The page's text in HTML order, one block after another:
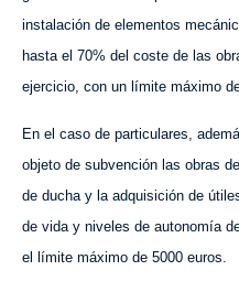
instalación de elementos
hasta el 70% del coste de las
ejercicio, con un límite máximo
En el caso de particulares,
objeto de subvención las obras
de ducha y la adquisición de
de vida y niveles de autonomía
el límite máximo de 5000 euros.